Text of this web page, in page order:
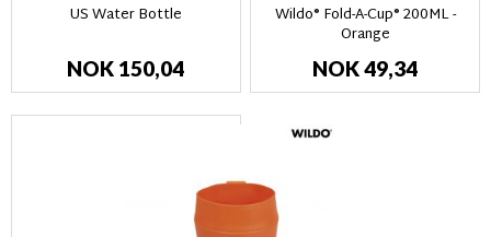
US Water Bottle
NOK 150,04
Wildo® Fold-A-Cup® 200ML -
Orange
NOK 49,34